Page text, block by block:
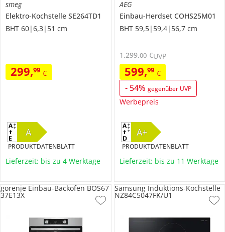
smeg
Elektro-Kochstelle SE264TD1
BHT 60|6,3|51 cm
299,99 €
A
PRODUKTDATENBLATT
Lieferzeit: bis zu 4 Werktage
AEG
Einbau-Herdset COHS25M01
BHT 59,5|59,4|56,7 cm
599,99 €
- 54% gegenüber UVP
Werbepreis
1.299,00 €UVP
A+
PRODUKTDATENBLATT
Lieferzeit: bis zu 11 Werktage
gorenje Einbau-Backofen BOS67
37E13X
Samsung Induktions-Kochstelle
NZ84C5047FK/U1